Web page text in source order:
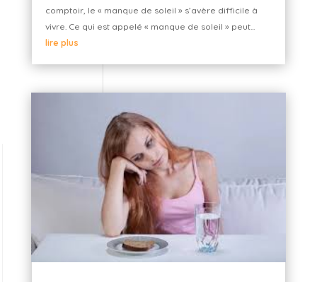
comptoir, le « manque de soleil » s’avère difficile à
vivre. Ce qui est appelé « manque de soleil » peut...
lire plus